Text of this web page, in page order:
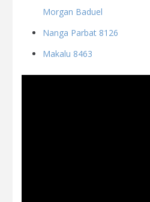
Morgan Baduel
Nanga Parbat 8126
Makalu 8463